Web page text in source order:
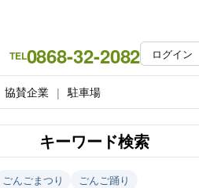
TEL0868-32-2082 ログイン
協賛企業 駐車場
キーワード検索
ごんごまつり
ごんご踊り